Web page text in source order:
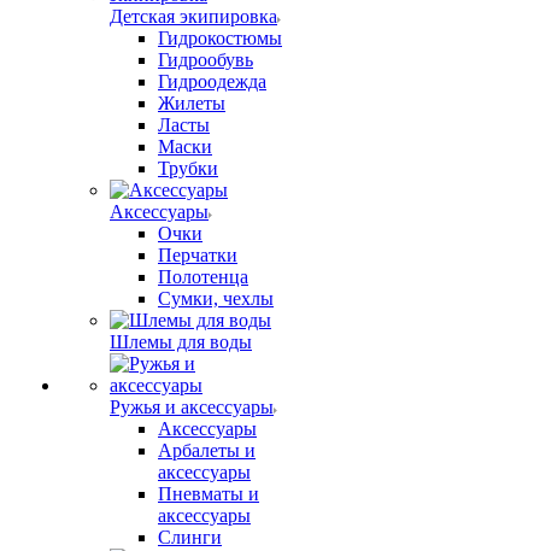
Детская экипировка
Гидрокостюмы
Гидрообувь
Гидроодежда
Жилеты
Ласты
Маски
Трубки
Аксессуары
Очки
Перчатки
Полотенца
Сумки, чехлы
Шлемы для воды
Ружья и аксессуары
Аксессуары
Арбалеты и
аксессуары
Пневматы и
аксессуары
Слинги